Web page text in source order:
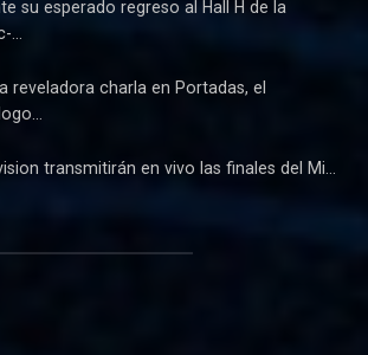
su esperado regreso al Hall H de la
reveladora charla en Portadas, el
transmitirán en vivo las finales del Mi...